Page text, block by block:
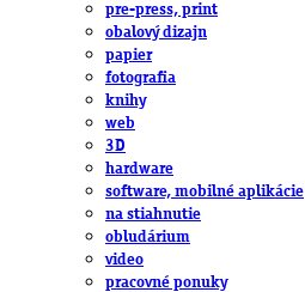
pre-press, print
obalový dizajn
papier
fotografia
knihy
web
3D
hardware
software, mobilné aplikácie
na stiahnutie
obludárium
video
pracovné ponuky